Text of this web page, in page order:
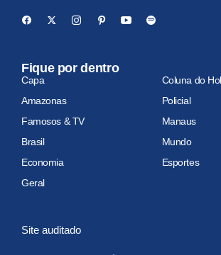
Fique por dentro
Capa
Coluna do
Amazonas
Policial
Famosos & TV
Manaus
Brasil
Mundo
Economia
Esportes
Geral
Site auditado